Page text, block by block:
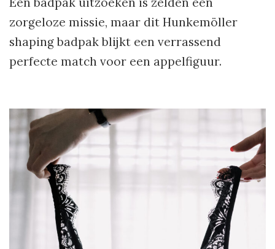
zorgeloze missie, maar dit Hunkemöller
shaping badpak blijkt een verrassend
perfecte match voor een appelfiguur.